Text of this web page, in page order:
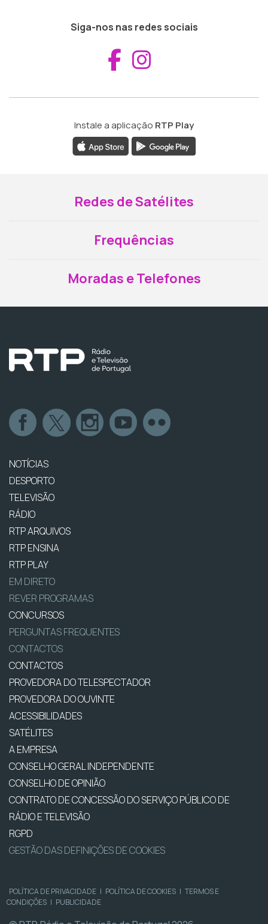
Siga-nos nas redes sociais
Aceder ao
Instale a aplicação RTP Play
Redes de Satélites
Frequências
Moradas e Telefones
NOTÍCIAS
DESPORTO
TELEVISÃO
RÁDIO
RTP ARQUIVOS
RTP ENSINA
RTP PLAY
EM DIRETO
REVER PROGRAMAS
CONCURSOS
PERGUNTAS FREQUENTES
CONTACTOS
CONTACTOS
PROVEDORA DO TELESPECTADOR
PROVEDORA DO OUVINTE
ACESSIBILIDADES
SATÉLITES
A EMPRESA
CONSELHO GERAL INDEPENDENTE
CONSELHO DE OPINIÃO
CONTRATO DE CONCESSÃO DO SERVIÇO PÚBLICO DE
RÁDIO E TELEVISÃO
RGPD
GESTÃO DAS DEFINIÇÕES DE COOKIES
POLÍTICA DE PRIVACIDADE | POLÍTICA DE COOKIES | TERMOS E
CONDIÇÕES | PUBLICIDADE